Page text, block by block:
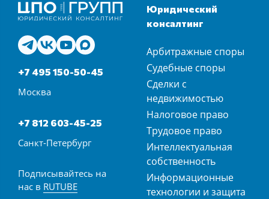
+7 495 150-50-45
Москва
+7 812 603-45-25
Санкт-Петербург
Подписывайтесь на
нас в RUTUBE
Юридический
консалтинг
Арбитражные споры
Судебные споры
Сделки с
недвижимостью
Налоговое право
Трудовое право
Интеллектуальная
собственность
Информационные
технологии и защита